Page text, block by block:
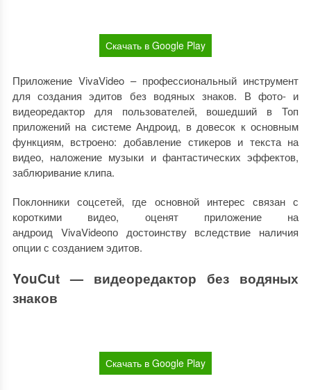
Скачать в Google Play
Приложение VivaVideo – профессиональный инструмент
для создания эдитов без водяных знаков. В фото- и
видеоредактор для пользователей, вошедший в Топ
приложений на системе Андроид, в довесок к основным
функциям, встроено: добавление стикеров и текста на
видео, наложение музыки и фантастических эффектов,
заблюривание клипа.
Поклонники соцсетей, где основной интерес связан с
короткими видео, оценят приложение на
андроид VivaVideoпо достоинству вследствие наличия
опции с созданием эдитов.
YouCut — видеоредактор без водяных
знаков
Скачать в Google Play